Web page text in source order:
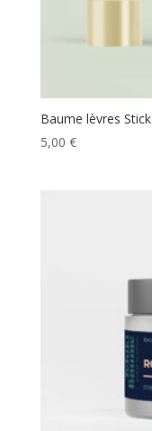
Baume lèvres Stick
5,00 €